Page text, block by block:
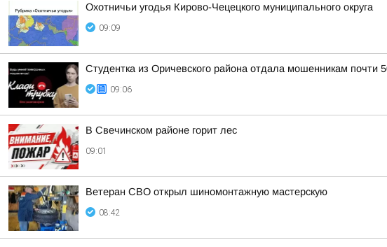
Охотничьи угодья Кирово-Чецецкого муниципального округа
09:09
Студентка из Оричевского района отдала мошенникам почти
09:06
В Свечинском районе горит лес
09:01
Ветеран СВО открыл шиномонтажную мастерскую
08:42